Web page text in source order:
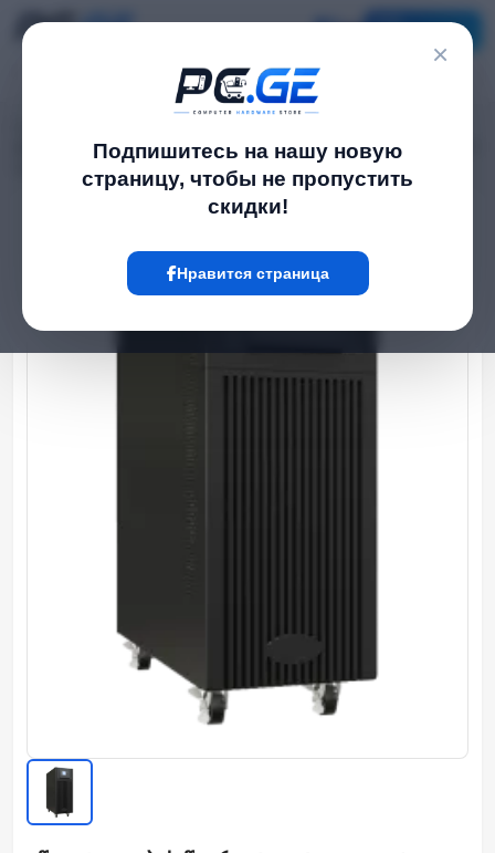
×
Подпишитесь на нашу новую
страницу, чтобы не пропустить
скидки!
Нравится страница
უწყვეტი კვების წყარო (UPS) - 20KVA/18KW On-line Tower 3:3 ფაზა, 40x9AH